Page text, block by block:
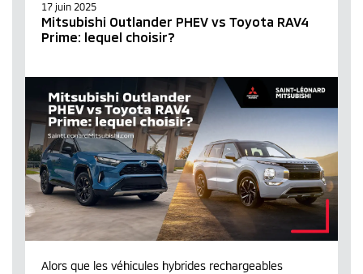
17 juin 2025
Mitsubishi Outlander PHEV vs Toyota RAV4
Prime: lequel choisir?
Alors que les véhicules hybrides rechargeables